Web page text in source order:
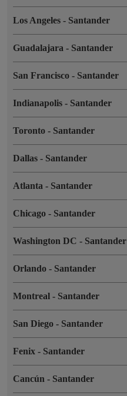
Los Angeles - Santander
Guadalajara - Santander
San Francisco - Santander
Indianapolis - Santander
Toronto - Santander
Dallas - Santander
Atlanta - Santander
Chicago - Santander
Washington DC - Santander
Orlando - Santander
Montreal - Santander
San Diego - Santander
Fenix - Santander
Cancún - Santander